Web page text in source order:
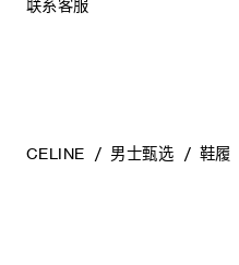
意大利制造
擦拭皮革，微湿时可擦拭织物
联系客服
CELINE 男士甄选 鞋履